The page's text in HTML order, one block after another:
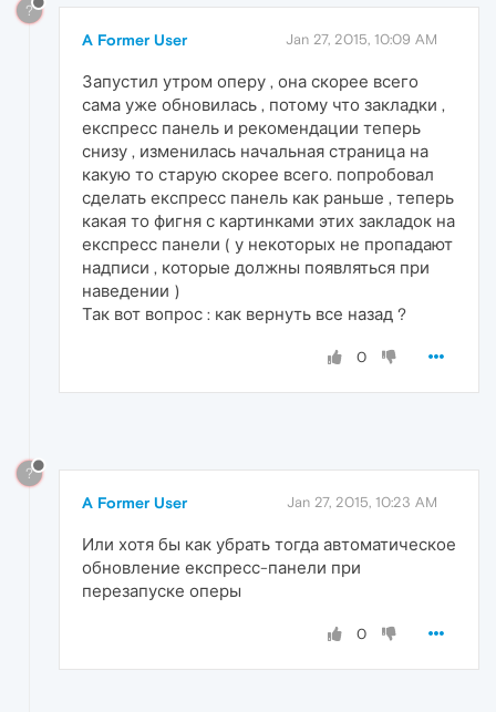
?
A Former User Jan 27, 2015, 10:09 AM
Запустил утром оперу , она скорее всего
сама уже обновилась , потому что закладки ,
експресс панель и рекомендации теперь
снизу , изменилась начальная страница на
какую то старую скорее всего. попробовал
сделать експресс панель как раньше , теперь
какая то фигня с картинками этих закладок на
експресс панели ( у некоторых не пропадают
надписи , которые должны появляться при
наведении )
Так вот вопрос : как вернуть все назад ?
0
?
A Former User Jan 27, 2015, 10:23 AM
Или хотя бы как убрать тогда автоматическое
обновление експресс-панели при
перезапуске оперы
0